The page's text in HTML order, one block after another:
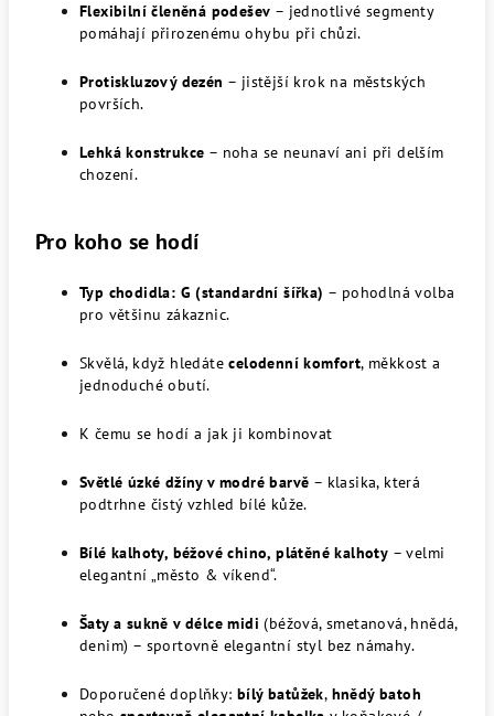
Flexibilní členěná podešev – jednotlivé segmenty
pomáhají přirozenému ohybu při chůzi.
Protiskluzový dezén – jistější krok na městských
površích.
Lehká konstrukce – noha se neunaví ani při delším
chození.
Pro koho se hodí
Typ chodidla: G (standardní šířka) – pohodlná volba
pro většinu zákaznic.
Skvělá, když hledátecelodenní komfort, měkkost a
jednoduché obutí.
K čemu se hodí a jak ji kombinovat
Světlé úzké džíny v modré barvě – klasika, která
podtrhne čistý vzhled bílé kůže.
Bílé kalhoty, béžové chino, plátěné kalhoty – velmi
elegantní „město & víkend“.
Šaty a sukně v délce midi (béžová, smetanová, hnědá,
denim) – sportovně elegantní styl bez námahy.
Doporučené doplňky: bílý batůžek, hnědý batoh